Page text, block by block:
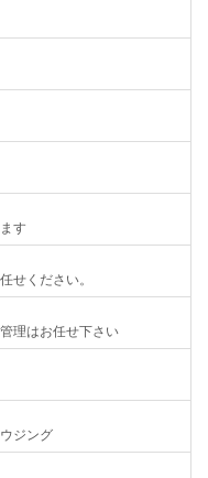
す
せください。
理はお任せ下さい
ジング